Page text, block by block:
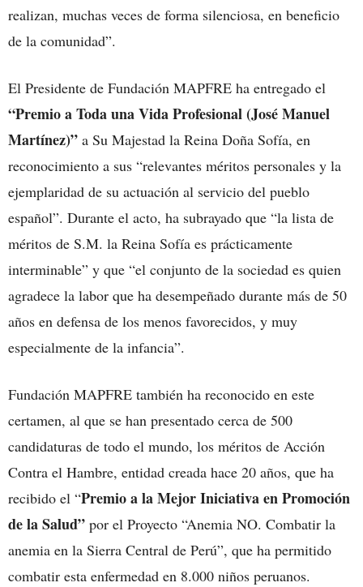
realizan, muchas veces de forma silenciosa, en beneficio
de la comunidad”.
El Presidente de Fundación MAPFRE ha entregado el
“Premio a Toda una Vida Profesional (José Manuel
Martínez)” a Su Majestad la Reina Doña Sofía, en
reconocimiento a sus “relevantes méritos personales y la
ejemplaridad de su actuación al servicio del pueblo
español”. Durante el acto, ha subrayado que “la lista de
méritos de S.M. la Reina Sofía es prácticamente
interminable” y que “el conjunto de la sociedad es quien
agradece la labor que ha desempeñado durante más de 50
años en defensa de los menos favorecidos, y muy
especialmente de la infancia”.
Fundación MAPFRE también ha reconocido en este
certamen, al que se han presentado cerca de 500
candidaturas de todo el mundo, los méritos de Acción
Contra el Hambre, entidad creada hace 20 años, que ha
recibido el “Premio a la Mejor Iniciativa en Promoción
de la Salud” por el Proyecto “Anemia NO. Combatir la
anemia en la Sierra Central de Perú”, que ha permitido
combatir esta enfermedad en 8.000 niños peruanos.